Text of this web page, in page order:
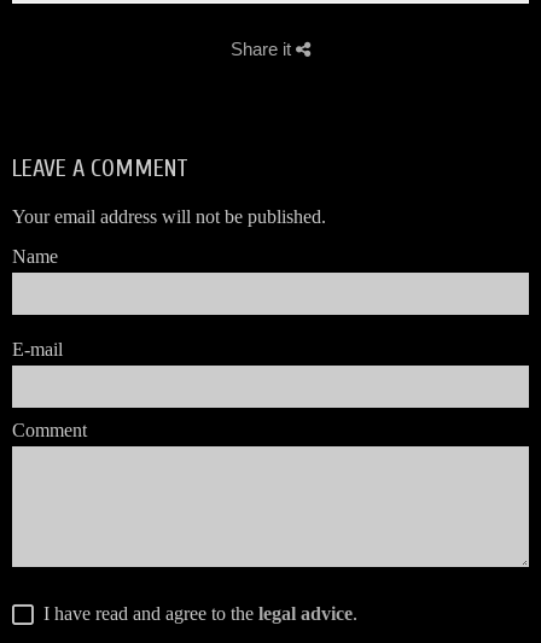
Share it
LEAVE A COMMENT
Your email address will not be published.
Name
E-mail
Comment
I have read and agree to the legal advice.